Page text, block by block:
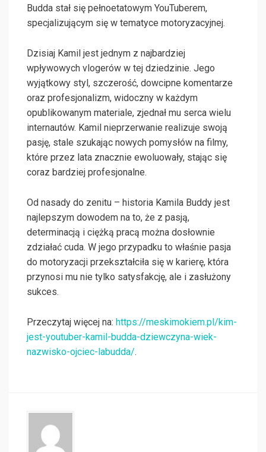
Budda stał się pełnoetatowym YouTuberem,
specjalizującym się w tematyce motoryzacyjnej.
Dzisiaj Kamil jest jednym z najbardziej
wpływowych vlogerów w tej dziedzinie. Jego
wyjątkowy styl, szczerość, dowcipne komentarze
oraz profesjonalizm, widoczny w każdym
opublikowanym materiale, zjednał mu serca wielu
internautów. Kamil nieprzerwanie realizuje swoją
pasję, stale szukając nowych pomysłów na filmy,
które przez lata znacznie ewoluowały, stając się
coraz bardziej profesjonalne.
Od nasady do zenitu – historia Kamila Buddy jest
najlepszym dowodem na to, że z pasją,
determinacją i ciężką pracą można dosłownie
zdziałać cuda. W jego przypadku to właśnie pasja
do motoryzacji przekształciła się w karierę, która
przynosi mu nie tylko satysfakcję, ale i zasłużony
sukces.
Przeczytaj więcej na: https://meskimokiem.pl/kim-
jest-youtuber-kamil-budda-dziewczyna-wiek-
nazwisko-ojciec-labudda/.